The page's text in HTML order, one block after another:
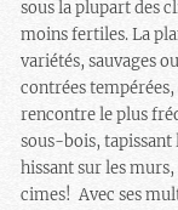
sous la plupart des
moins fertiles. La
variétés, sauvages
contrées
rencontre le plus
sous-bois, tapissant
hissant sur les murs,
cimes! Avec ses